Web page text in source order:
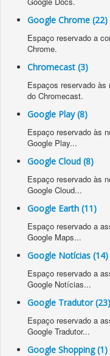
Google Chrome (22)
Espaço reservado a
Chrome.
Chromecast (3)
Espaços reservado às
do Chromecast.
Google Play (8)
Espaço reservado às
Google Play...
Google Cloud (8)
Espaço reservado às
Google Cloud...
Google Earth (11)
Espaço reservado a
Google Maps...
Google Notícias (14)
Espaço reservado a
Google Notícias...
Google Tradutor (23)
Espaço reservado a
Google Tradutor...
Google Shopping (1)